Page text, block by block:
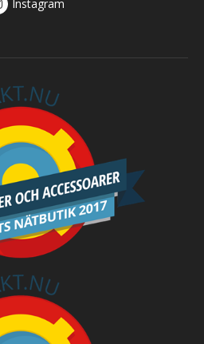
Instagram